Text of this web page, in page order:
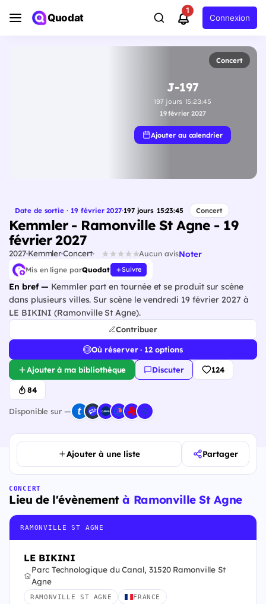
Quodat
1
Connexion
Concert
J-197
197jours 15:23:45
19 février 2027
Ajouter au calendrier
Date de sortie · 19 février 2027·197jours 15:23:45 Concert
Kemmler - Ramonville St Agne - 19
février 2027
2027KemmlerConcert Aucun avisNoter
Mis en ligne parQuodat Suivre
En bref — Kemmler part en tournée et se produit sur scène
dans plusieurs villes. Sur scène le vendredi 19 février 2027 à
LE BIKINI (Ramonville St Agne).
Contribuer
Où réserver · 12 options
Ajouter à ma bibliothèque Discuter 124
84
Disponible sur —
Ajouter à une liste Partager
CONCERT
Lieu de l'évènementà Ramonville St Agne
RAMONVILLE ST AGNE
LE BIKINI
Parc Technologique du Canal, 31520 Ramonville St
Agne
RAMONVILLE ST AGNE FRANCE